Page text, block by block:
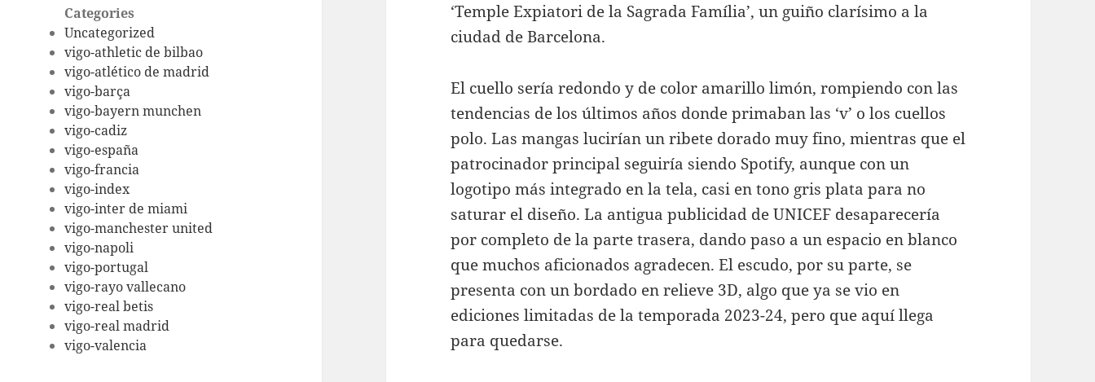
Categories
Uncategorized
vigo-athletic de bilbao
vigo-atlético de madrid
vigo-barça
vigo-bayern munchen
vigo-cadiz
vigo-españa
vigo-francia
vigo-index
vigo-inter de miami
vigo-manchester united
vigo-napoli
vigo-portugal
vigo-rayo vallecano
vigo-real betis
vigo-real madrid
vigo-valencia
‘Temple Expiatori de la Sagrada Família’, un guiño clarísimo a la
ciudad de Barcelona.
El cuello sería redondo y de color amarillo limón, rompiendo con las
tendencias de los últimos años donde primaban las ‘v’ o los cuellos
polo. Las mangas lucirían un ribete dorado muy fino, mientras que el
patrocinador principal seguiría siendo Spotify, aunque con un
logotipo más integrado en la tela, casi en tono gris plata para no
saturar el diseño. La antigua publicidad de UNICEF desaparecería
por completo de la parte trasera, dando paso a un espacio en blanco
que muchos aficionados agradecen. El escudo, por su parte, se
presenta con un bordado en relieve 3D, algo que ya se vio en
ediciones limitadas de la temporada 2023-24, pero que aquí llega
para quedarse.